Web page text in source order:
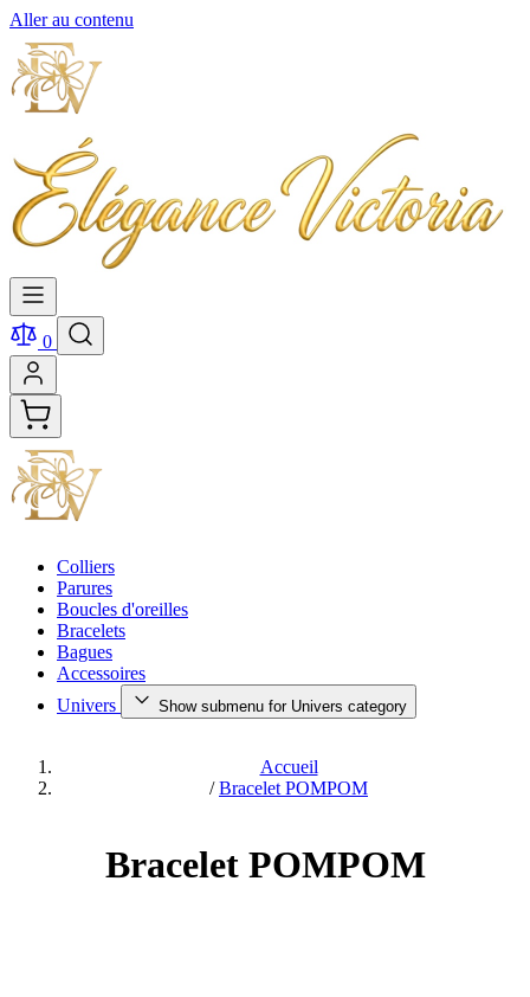
Aller au contenu
0
Colliers
Parures
Boucles d'oreilles
Bracelets
Bagues
Accessoires
Univers
Show submenu for Univers category
Accueil
/ Bracelet POMPOM
Bracelet POMPOM